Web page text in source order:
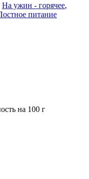
На ужин - горячее,
питание
на 100 г